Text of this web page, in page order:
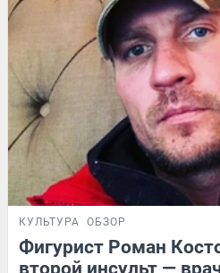
КУЛЬТУРА ОБЗОР
Фигурист Роман